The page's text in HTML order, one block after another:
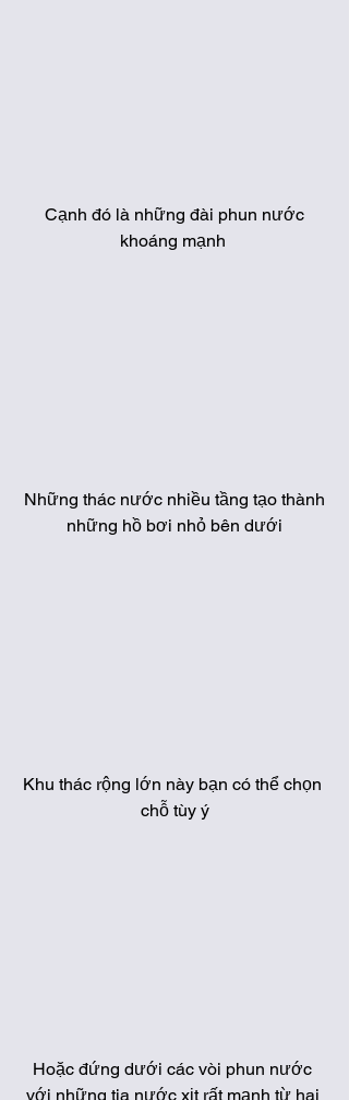
khoáng mạnh
những hồ bơi nhỏ bên dưới
Khu thác rộng lớn này bạn có thể chọn
chỗ tùy ý
Hoặc đứng dưới các vòi phun nước
với những tia nước xịt rất mạnh từ hai